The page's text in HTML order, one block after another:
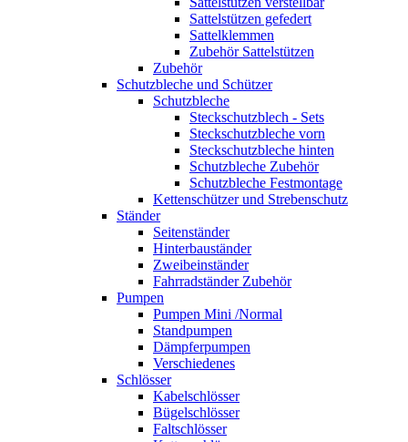
Sattelstützen gefedert
Sattelklemmen
Zubehör Sattelstützen
Zubehör
Schutzbleche und Schützer
Schutzbleche
Steckschutzblech - Sets
Steckschutzbleche vorn
Steckschutzbleche hinten
Schutzbleche Zubehör
Schutzbleche Festmontage
Kettenschützer und Strebenschutz
Ständer
Seitenständer
Hinterbauständer
Zweibeinständer
Fahrradständer Zubehör
Pumpen
Pumpen Mini /Normal
Standpumpen
Dämpferpumpen
Verschiedenes
Schlösser
Kabelschlösser
Bügelschlösser
Faltschlösser